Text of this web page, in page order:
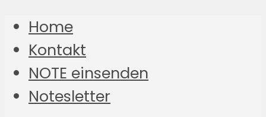
Home
Kontakt
NOTE einsenden
Notesletter